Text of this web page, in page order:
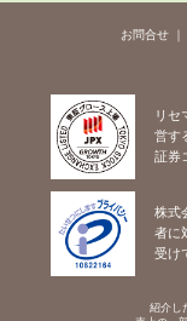
お問合せ
リセ
営す
証券
株式
者に
受け
紹介し